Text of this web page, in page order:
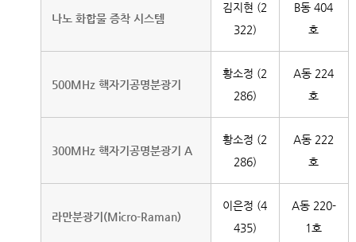
나노 화합물 증착 시스템
김지현 (2
322)
B동 404
호
500MHz 핵자기공명분광기
황소정 (2
286)
A동 224
호
300MHz 핵자기공명분광기 A
황소정 (2
286)
A동 222
호
라만분광기(Micro-Raman)
이은정 (4
435)
A동 220-
1호